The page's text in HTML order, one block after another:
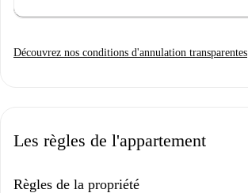
Découvrez nos conditions d'annulation transparentes
Les règles de l'appartement
Règles de la propriété